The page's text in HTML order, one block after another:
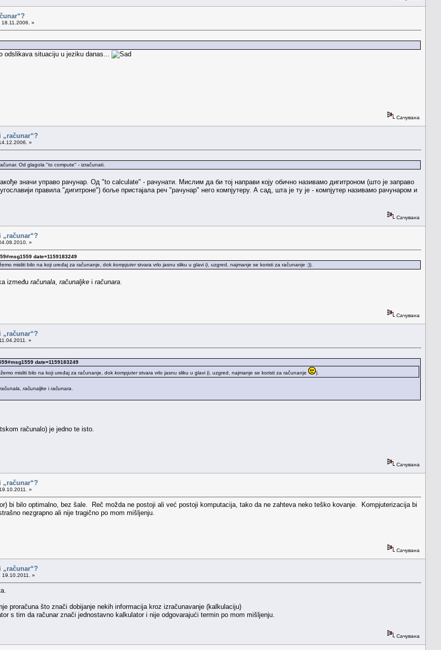
18.11.2006. »
odslikava situaciju u jeziku danas...
Сачувана
»
Od glagola "to compute" - izračunati.
значи управо рачунар. Од "to calculate" - рачунати. Мислим да би тој направи коју обично називамо дигитроном (што је заправо
правила "дигитроне") боље пристајала реч "рачунар" него компјутеру. А сад, шта је ту је - компјутер називамо рачунаром и
Сачувана
»
date=1159183249
misliti bilo na koji uređaj za računanje, dok kompjuterstvara vrlo jasnu sliku u glavi (i, uzgred, najmanje se koristi za računanje :)).
između računala računaljke i računara
Сачувана
»
date=1159183249
misliti bilo na koji uređaj za računanje, dok kompjuterstvara vrlo jasnu sliku u glavi (i, uzgred, najmanje se koristi za računanje ).
računala računaljke i računara
računalo) je jedno te isto.
Сачувана
»
bi bilo optimalno, bez šale. Reč možda ne postoji ali već postoji komputacija, tako da ne zahteva neko teško kovanje. Kompjuterizacija bi
nezgrapno ali nije tragično po mom mišljenju.
Сачувана
19.10.2011. »
proračuna što znači dobijanje nekih informacija kroz izračunavanje (kalkulaciju)
s tim da računar znači jednostavno kalkulator i nije odgovarajući termin po mom mišljenju.
Сачувана